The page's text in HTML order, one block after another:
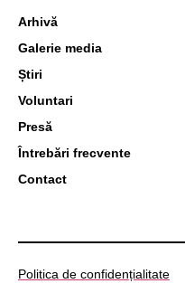
Arhivă
Galerie media
Știri
Voluntari
Presă
Întrebări frecvente
Contact
Politica de confidențialitate